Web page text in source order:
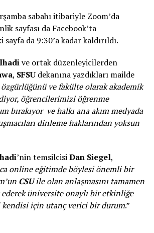
sabahı itibariyle Zoom’da
sayfası da Facebook’ta
sayfa da 9:30’a kadar kaldırıldı.
ve ortak düzenleyicilerden
, SFSUdekanına yazdıkları mailde
ve fakülte olarak akademik
öğrencilerimizi öğrenme
bırakıyor ve halkı ana akım medyada
dinleme haklarından yoksun
’nin temsilcisiDan Siegel,
online eğitimde böylesi önemli bir
CSUile olan anlaşmasını tamamen
üniversite onaylı bir etkinliğe
kendisi için utanç verici bir durum.”